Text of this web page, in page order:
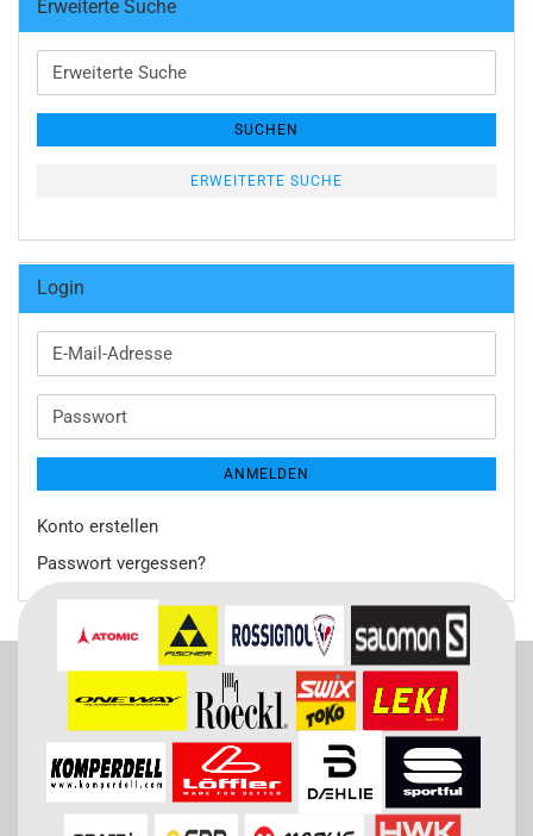
Erweiterte Suche
Erweiterte
Suche
SUCHEN
ERWEITERTE SUCHE
Login
E-
Mail-
Passwort
ANMELDEN
Konto erstellen
Passwort vergessen?